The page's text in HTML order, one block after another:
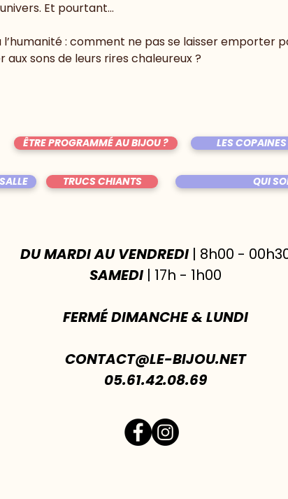
l’humanité : comment ne pas se laisser emporter
ÊTRE PROGRAMMÉ AU BIJOU ? LES COPAINES
TRUCS CHIANTS QUI
DU MARDI AU VENDREDI| 8h00 -
SAMEDI| 17h - 1h00
FERMÉ DIMANCHE & LUNDI
CONTACT@LE-BIJOU.NET
05.61.42.08.69